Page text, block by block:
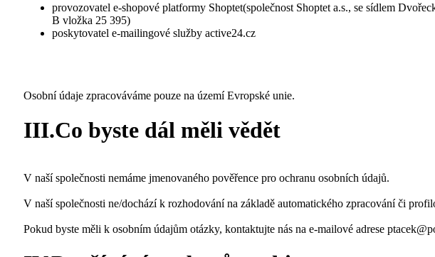
provozovatel e-shopové platformy Shoptet(společnost Shoptet a.s., se sídlem
B vložka 25 395)
poskytovatel e-mailingové služby active24.cz
Osobní údaje zpracováváme pouze na území Evropské unie.
III.Co byste dál měli vědět
V naší společnosti nemáme jmenovaného pověřence pro ochranu osobních údajů.
V naší společnosti ne/docházík rozhodování na základě automatického zpracování či
Pokud byste měli k osobním údajům otázky, kontaktujte nás na e-mailové adrese